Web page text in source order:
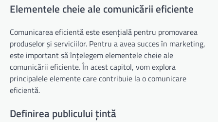
Elementele cheie ale comunicării eficiente
Comunicarea eficientă este esențială pentru promovarea
produselor și serviciilor. Pentru a avea succes în marketing,
este important să înțelegem elementele cheie ale
comunicării eficiente. În acest capitol, vom explora
principalele elemente care contribuie la o comunicare
eficientă.
Definirea publicului țintă